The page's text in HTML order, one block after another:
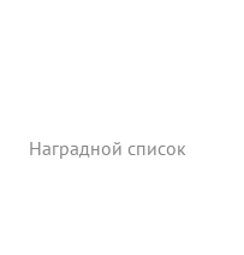
Наградной список